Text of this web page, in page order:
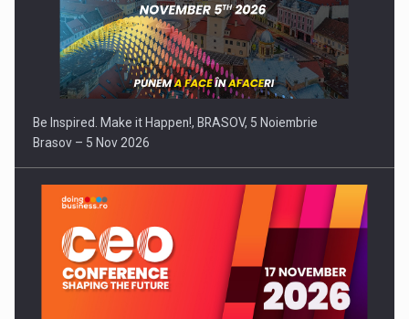
Be Inspired. Make it Happen!, BRASOV, 5 Noiembrie
Brasov – 5 Nov 2026